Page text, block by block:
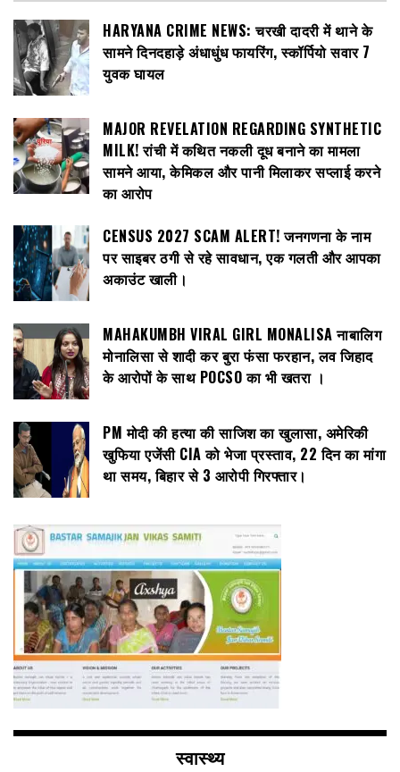
HARYANA CRIME NEWS: चरखी दादरी में थाने के
सामने दिनदहाड़े अंधाधुंध फायरिंग, स्कॉर्पियो सवार 7
युवक घायल
MAJOR REVELATION REGARDING SYNTHETIC
MILK! रांची में कथित नकली दूध बनाने का मामला
सामने आया, केमिकल और पानी मिलाकर सप्लाई करने
का आरोप
CENSUS 2027 SCAM ALERT! जनगणना के नाम
पर साइबर ठगी से रहे सावधान, एक गलती और आपका
अकाउंट खाली।
MAHAKUMBH VIRAL GIRL MONALISA नाबालिग
मोनालिसा से शादी कर बुरा फंसा फरहान, लव जिहाद
के आरोपों के साथ POCSO का भी खतरा ।
PM मोदी की हत्या की साजिश का खुलासा, अमेरिकी
खुफिया एजेंसी CIA को भेजा प्रस्ताव, 22 दिन का मांगा
था समय, बिहार से 3 आरोपी गिरफ्तार।
स्वास्थ्य